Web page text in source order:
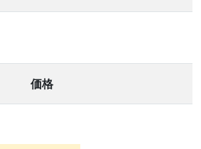
価格